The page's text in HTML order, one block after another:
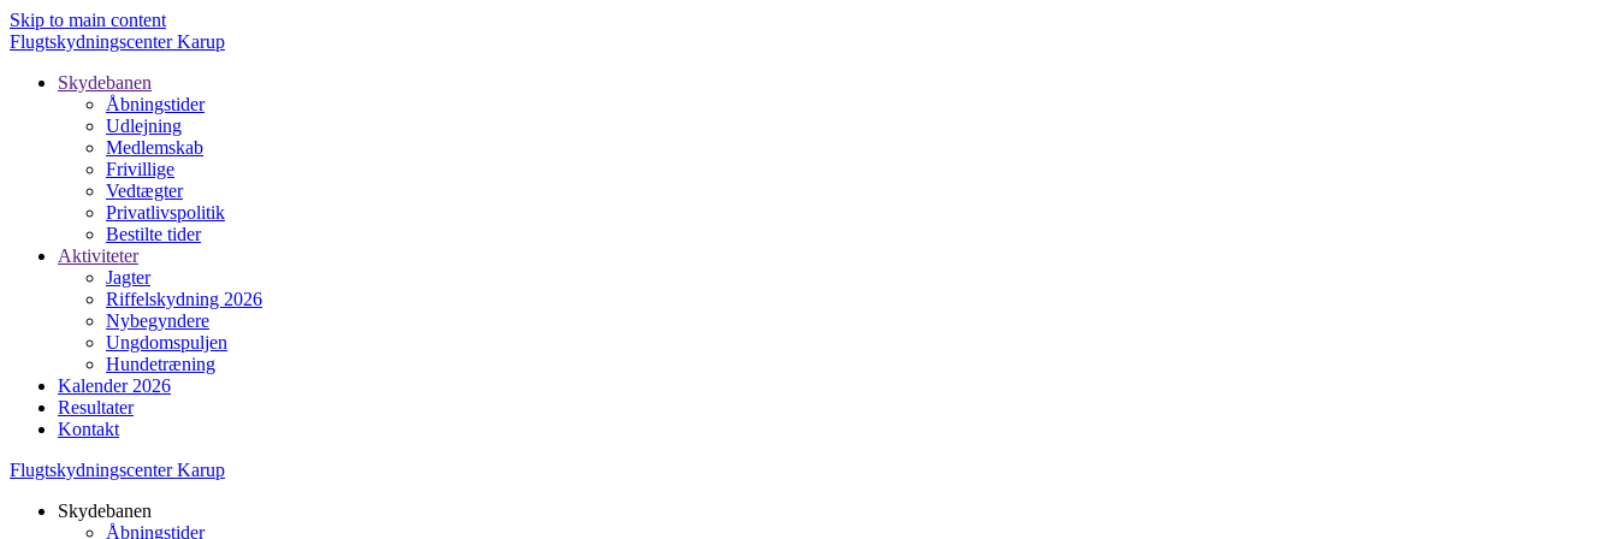
Skip to main content
Flugtskydningscenter Karup
Skydebanen
Åbningstider
Udlejning
Medlemskab
Frivillige
Vedtægter
Privatlivspolitik
Bestilte tider
Aktiviteter
Jagter
Riffelskydning 2026
Nybegyndere
Ungdomspuljen
Hundetræning
Kalender 2026
Resultater
Kontakt
Flugtskydningscenter Karup
Skydebanen
Åbningstider